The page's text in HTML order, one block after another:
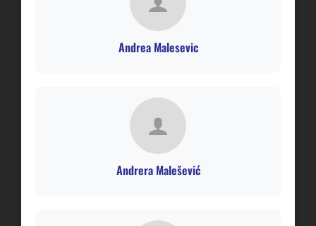
Andrea Malesevic
Andrera Malešević